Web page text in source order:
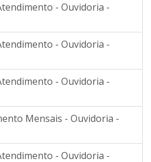
- Ouvidoria -
- Ouvidoria -
- Ouvidoria -
Mensais - Ouvidoria -
- Ouvidoria -